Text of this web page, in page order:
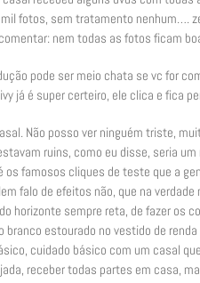
fotos, sem tratamento nenhum….
nem todas as fotos ficam
pode ser meio chata se vc for
já é super certeiro, ele clica e fica
Não posso ver ninguém triste,
ruins, como eu disse, seria
os famosos cliques de teste que a
falo de efeitos não, que na
horizonte sempre reta, de fazer os
branco estourado no vestido de
cuidado básico com um casal
receber todas partes em casa,